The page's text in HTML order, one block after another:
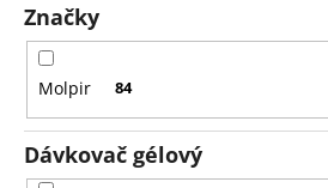
Značky
Molpir 84
Dávkovač gélový